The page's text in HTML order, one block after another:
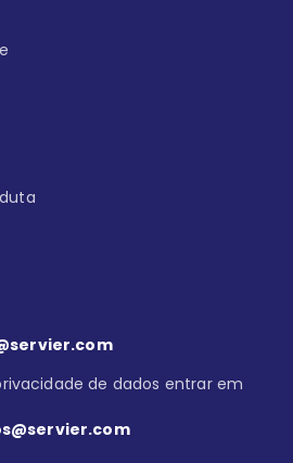
de dados entrar em